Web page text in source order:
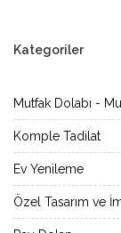
Kategoriler
Mutfak Dolabı -
Komple Tadilat
Ev Yenileme
Özel Tasarım ve